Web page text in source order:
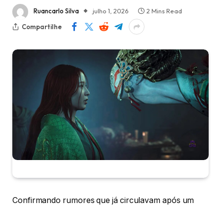
Ruancarlo Silva julho 1, 2026
2 Mins Read
Compartilhe
Confirmando rumores que já circulavam após um